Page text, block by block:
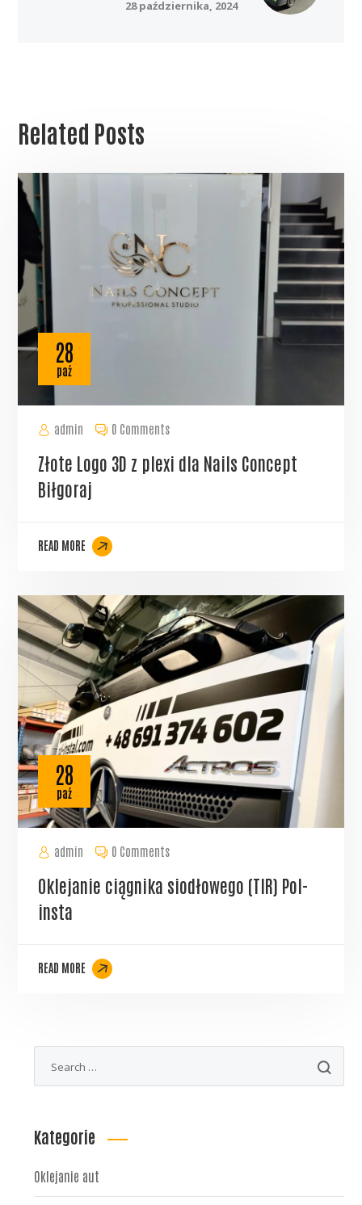
28 października, 2024
Related Posts
admin
28
paź
0 Comments
Złote Logo 3D z plexi dla Nails Concept
Biłgoraj
READ MORE
admin
28
paź
0 Comments
Oklejanie ciągnika siodłowego (TIR) Pol-
insta
READ MORE
Kategorie
Oklejanie aut